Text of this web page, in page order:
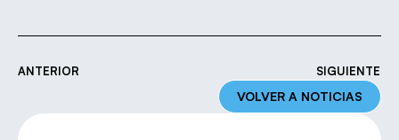
ANTERIOR SIGUIENTE
VOLVER A NOTICIAS